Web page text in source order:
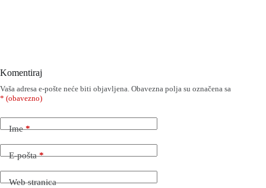
Komentiraj
Vaša adresa e-pošte neće biti objavljena. Obavezna polja su označena sa
* (obavezno)
Ime*
E-pošta*
Web stranica